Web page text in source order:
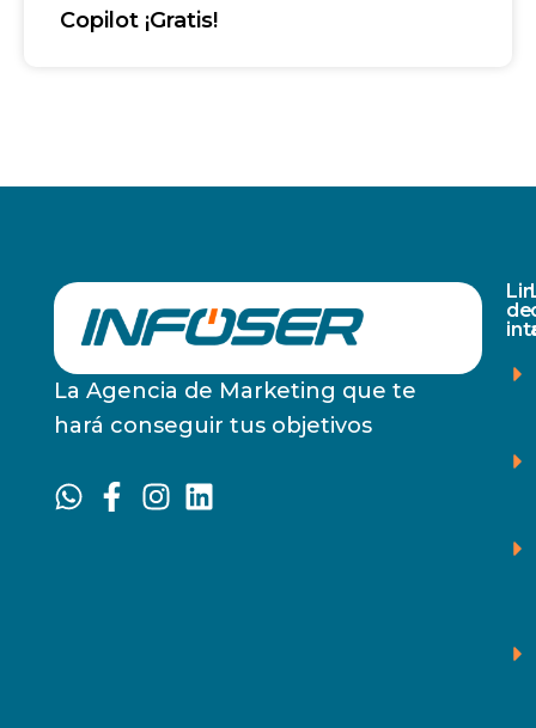
Copilot ¡Gratis!
La Agencia de Marketing que te
hará conseguir tus objetivos
de